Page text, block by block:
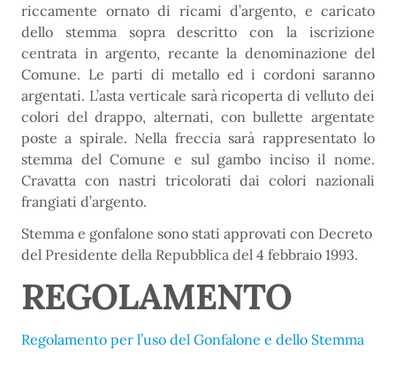
riccamente ornato di ricami d’argento, e caricato
dello stemma sopra descritto con la iscrizione
centrata in argento, recante la denominazione del
Comune. Le parti di metallo ed i cordoni saranno
argentati. L’asta verticale sarà ricoperta di velluto dei
colori del drappo, alternati, con bullette argentate
poste a spirale. Nella freccia sarà rappresentato lo
stemma del Comune e sul gambo inciso il nome.
Cravatta con nastri tricolorati dai colori nazionali
frangiati d’argento.
Stemma e gonfalone sono stati approvati con Decreto
del Presidente della Repubblica del 4 febbraio 1993.
REGOLAMENTO
Regolamento per l’uso del Gonfalone e dello Stemma